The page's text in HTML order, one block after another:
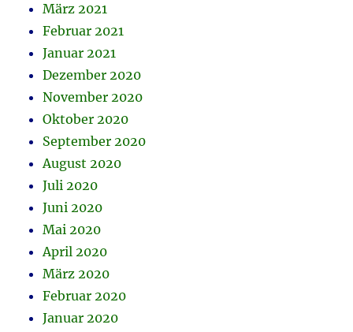
März 2021
Februar 2021
Januar 2021
Dezember 2020
November 2020
Oktober 2020
September 2020
August 2020
Juli 2020
Juni 2020
Mai 2020
April 2020
März 2020
Februar 2020
Januar 2020